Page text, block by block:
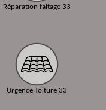
Réparation faitage 33
Urgence Toiture 33